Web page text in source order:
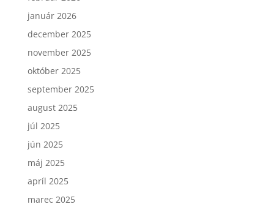
január 2026
december 2025
november 2025
október 2025
september 2025
august 2025
júl 2025
jún 2025
máj 2025
apríl 2025
marec 2025